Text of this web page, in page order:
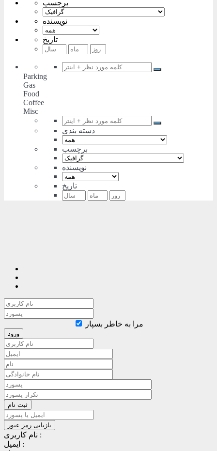
برچسب
نویسنده
تاریخ
Parking
Gas
Food
Coffee
Misc
دسته بندی
برچسب
نویسنده
تاریخ
مرا به خاطر بسپار
نام کاربری :
ایمیل :